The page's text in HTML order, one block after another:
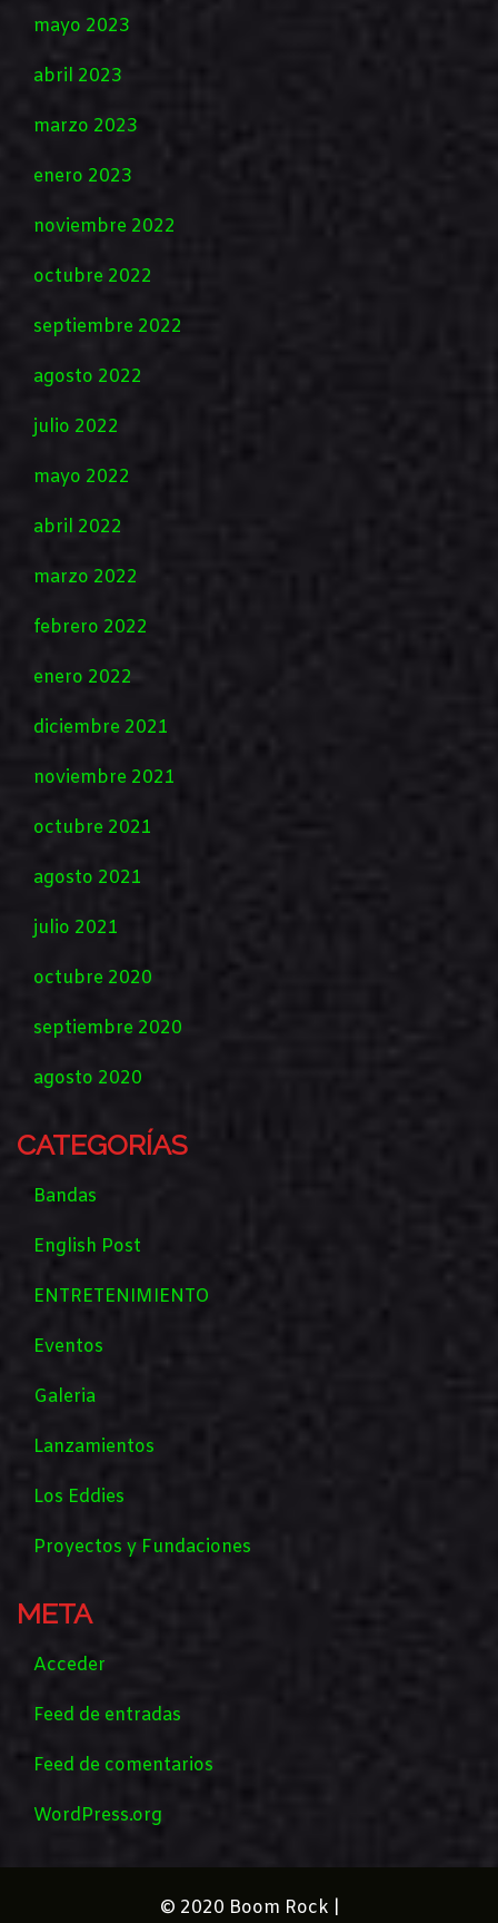
mayo 2023
abril 2023
marzo 2023
enero 2023
noviembre 2022
octubre 2022
septiembre 2022
agosto 2022
julio 2022
mayo 2022
abril 2022
marzo 2022
febrero 2022
enero 2022
diciembre 2021
noviembre 2021
octubre 2021
agosto 2021
julio 2021
octubre 2020
septiembre 2020
agosto 2020
CATEGORÍAS
Bandas
English Post
ENTRETENIMIENTO
Eventos
Galeria
Lanzamientos
Los Eddies
Proyectos y Fundaciones
META
Acceder
Feed de entradas
Feed de comentarios
WordPress.org
© 2020 Boom Rock |